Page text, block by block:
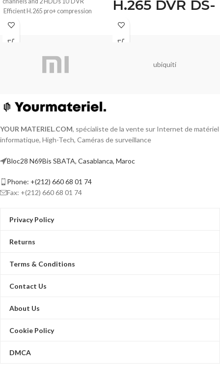
Efficient H.265 pro+ compression
H.265 DVR DS-
7216HGHI-M1
Deep learning based human and
Up to 1080p Lite@15 fps encoding
capability
Video and Audio
ubiquiti
YOUR MATERIEL.COM, spécialiste de la vente sur Internet de matériel
informatique, High-Tech, Caméras de surveillance
Bloc28 N69Bis SBATA, Casablanca, Maroc
Phone: +(212) 660 68 01 74
Fax: +(212) 660 68 01 74
Privacy Policy
Returns
Terms & Conditions
Contact Us
About Us
Cookie Policy
DMCA